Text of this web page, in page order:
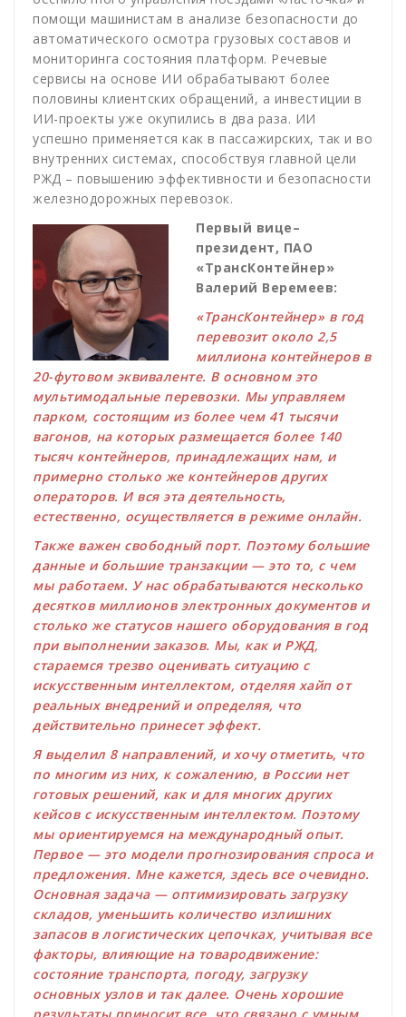
помощи машинистам в анализе безопасности до
автоматического осмотра грузовых составов и
мониторинга состояния платформ. Речевые
сервисы на основе ИИ обрабатывают более
половины клиентских обращений, а инвестиции в
ИИ-проекты уже окупились в два раза. ИИ
успешно применяется как в пассажирских, так и во
внутренних системах, способствуя главной цели
РЖД – повышению эффективности и безопасности
железнодорожных перевозок.
Первый вице–
президент, ПАО
«ТрансКонтейнер»
Валерий Веремеев:
«ТрансКонтейнер» в год
перевозит около 2,5
миллиона контейнеров в
20-футовом эквиваленте. В основном это
мультимодальные перевозки. Мы управляем
парком, состоящим из более чем 41 тысячи
вагонов, на которых размещается более 140
тысяч контейнеров, принадлежащих нам, и
примерно столько же контейнеров других
операторов. И вся эта деятельность,
естественно, осуществляется в режиме онлайн.
Также важен свободный порт. Поэтому большие
данные и большие транзакции — это то, с чем
мы работаем. У нас обрабатываются несколько
десятков миллионов электронных документов и
столько же статусов нашего оборудования в год
при выполнении заказов. Мы, как и РЖД,
стараемся трезво оценивать ситуацию с
искусственным интеллектом, отделяя хайп от
реальных внедрений и определяя, что
действительно принесет эффект.
Я выделил 8 направлений, и хочу отметить, что
по многим из них, к сожалению, в России нет
готовых решений, как и для многих других
кейсов с искусственным интеллектом. Поэтому
мы ориентируемся на международный опыт.
Первое — это модели прогнозирования спроса и
предложения. Мне кажется, здесь все очевидно.
Основная задача — оптимизировать загрузку
складов, уменьшить количество излишних
запасов в логистических цепочках, учитывая все
факторы, влияющие на товародвижение:
состояние транспорта, погоду, загрузку
основных узлов и так далее. Очень хорошие